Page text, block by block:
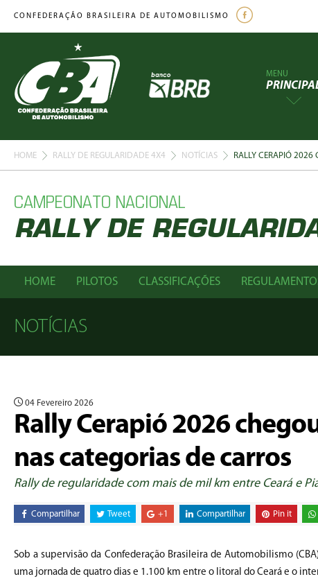
CONFEDERAÇÃO BRASILEIRA DE AUTOMOBILISMO
MENU
HOME RALLY DE REGULARIDADE 4X4 NOTÍCIAS RALLY CERAPIÓ 2026
CAMPEONATO NACIONAL
RALLY DE
HOME PILOTOS CLASSIFICAÇÕES
NOTÍCIAS
04 Fevereiro 2026
Rally Cerapió 2026
nas categorias de carros
Rally de regularidade com mais de mil km entre Ceará e
Compartilhar Tweet +1 Compartilhar Pin it
Sob a supervisão da Confederação Brasileira de Automobilismo
uma jornada de quatro dias e 1.100 km entre o litoral do Ceará e o